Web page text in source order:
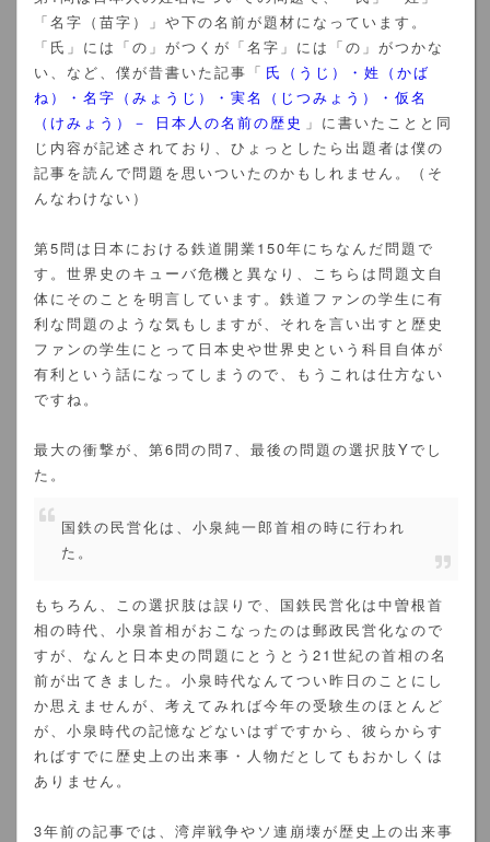
「名字（苗字）」や下の名前が題材になっています。
「氏」には「の」がつくが「名字」には「の」がつかな
い、など、僕が昔書いた記事「 氏（うじ）・姓（かば
ね）・名字（みょうじ）・実名（じつみょう）・仮名
（けみょう）－ 日本人の名前の歴史 」に書いたことと同
じ内容が記述されており、ひょっとしたら出題者は僕の
記事を読んで問題を思いついたのかもしれません。（そ
んなわけない）
第5問は日本における鉄道開業150年にちなんだ問題で
す。世界史のキューバ危機と異なり、こちらは問題文自
体にそのことを明言しています。鉄道ファンの学生に有
利な問題のような気もしますが、それを言い出すと歴史
ファンの学生にとって日本史や世界史という科目自体が
有利という話になってしまうので、もうこれは仕方ない
ですね。
最大の衝撃が、第6問の問7、最後の問題の選択肢Yでし
た。
国鉄の民営化は、小泉純一郎首相の時に行われ
た。
もちろん、この選択肢は誤りで、国鉄民営化は中曽根首
相の時代、小泉首相がおこなったのは郵政民営化なので
すが、なんと日本史の問題にとうとう21世紀の首相の名
前が出てきました。小泉時代なんてつい昨日のことにし
か思えませんが、考えてみれば今年の受験生のほとんど
が、小泉時代の記憶などないはずですから、彼らからす
ればすでに歴史上の出来事・人物だとしてもおかしくは
ありません。
3年前の記事では、湾岸戦争やソ連崩壊が歴史上の出来事